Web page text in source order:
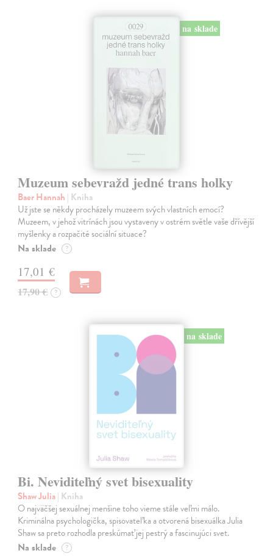
na sklade
Muzeum sebevražd jedné trans holky
Baer Hannah | Kniha
Už jste se někdy procházely muzeem svých vlastních emocí?
Muzeem, v jehož vitrínách jsou vystaveny v ostrém světle vaše dřívější
myšlenky a rozpačité sociální situace?
Na sklade ?
17,01 €
17,90 € ?
na sklade
Bi. Neviditeľný svet bisexuality
Shaw Julia| Kniha
O najväčšej sexuálnej menšine toho vieme stále veľmi málo.
Kriminálna psychologička, spisovateľka a otvorená bisexuálka Julia
Shaw sa preto rozhodla preskúmať jej pestrý a fascinujúci svet.
Na sklade ?